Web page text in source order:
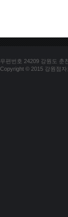
우편번호 24209 강원도 춘
Copyright © 2015 강원점